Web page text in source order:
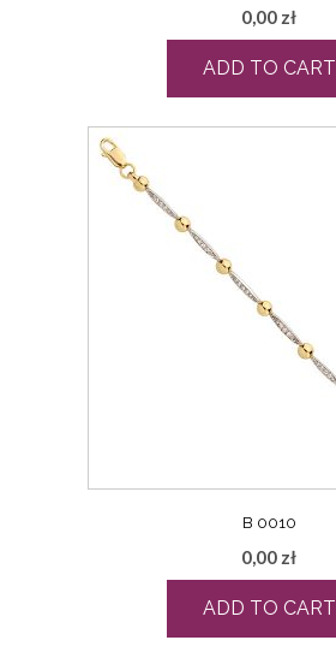
0,00 zł
ADD TO CART
B 0010
0,00 zł
ADD TO CART